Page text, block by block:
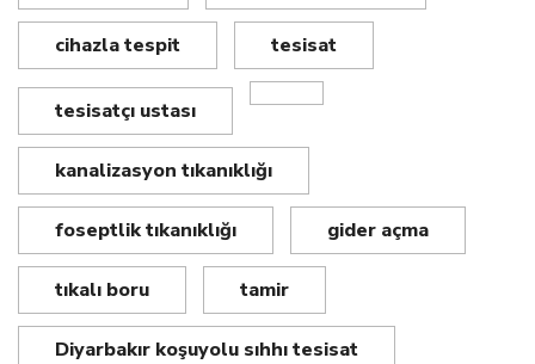
cihazla tespit tesisat
tesisatçı ustası
kanalizasyon tıkanıklığı
foseptlik tıkanıklığı gider açma
tıkalı boru tamir
Diyarbakır koşuyolu sıhhı tesisat